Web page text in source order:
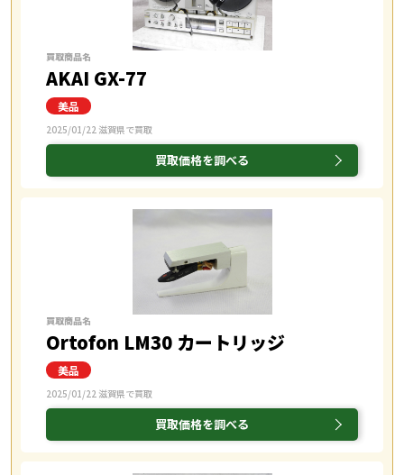
買取商品名
AKAI GX-77
2025/01/22 滋賀県で買取
買取価格を調べる
買取商品名
Ortofon LM30 カートリッジ
2025/01/22 滋賀県で買取
買取価格を調べる